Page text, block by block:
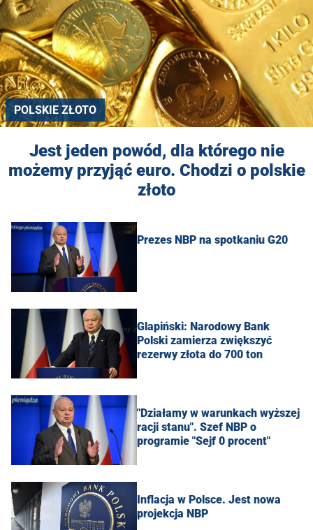
POLSKIE ZŁOTO
Jest jeden powód, dla którego nie
możemy przyjąć euro. Chodzi o polskie
złoto
Prezes NBP na spotkaniu G20
Glapiński: Narodowy Bank
Polski zamierza zwiększyć
rezerwy złota do 700 ton
"Działamy w warunkach wyższej
racji stanu". Szef NBP o
programie "Sejf 0 procent"
Inflacja w Polsce. Jest nowa
projekcja NBP